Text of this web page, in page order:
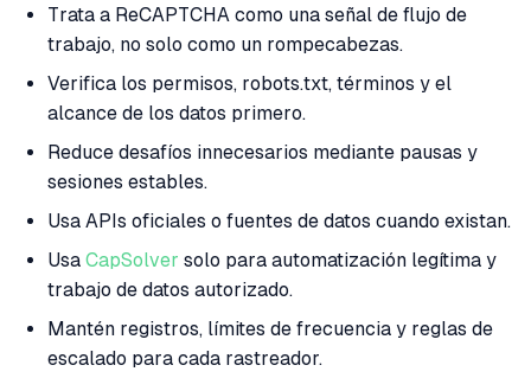
Trata a ReCAPTCHA como una señal de flujo de
trabajo, no solo como un rompecabezas.
Verifica los permisos, robots.txt, términos y el
alcance de los datos primero.
Reduce desafíos innecesarios mediante pausas y
sesiones estables.
Usa APIs oficiales o fuentes de datos cuando existan.
Usa CapSolver solo para automatización legítima y
trabajo de datos autorizado.
Mantén registros, límites de frecuencia y reglas de
escalado para cada rastreador.